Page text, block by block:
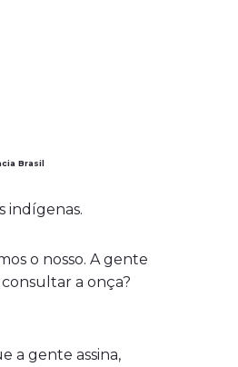
Brasil
indígenas.
o nosso. A gente
a onça?
a gente assina,